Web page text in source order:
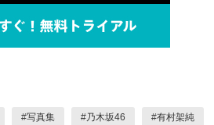
#写真集 #乃木坂46 #有村架純